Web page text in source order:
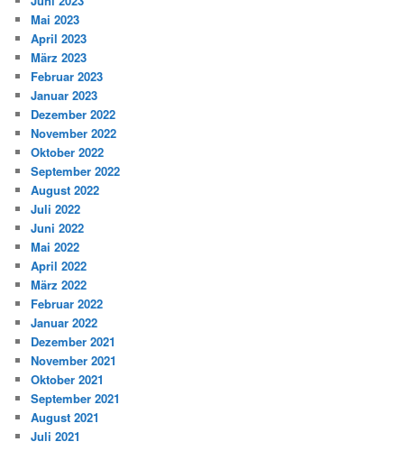
Mai 2023
April 2023
März 2023
Februar 2023
Januar 2023
Dezember 2022
November 2022
Oktober 2022
September 2022
August 2022
Juli 2022
Juni 2022
Mai 2022
April 2022
März 2022
Februar 2022
Januar 2022
Dezember 2021
November 2021
Oktober 2021
September 2021
August 2021
Juli 2021